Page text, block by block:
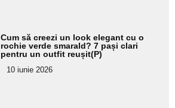
Cum să creezi un look elegant cu o
rochie verde smarald? 7 pași clari
pentru un outfit reușit(P)
10 iunie 2026